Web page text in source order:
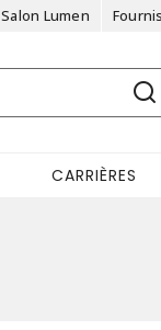
Salon Lumen
CARRIÈRES